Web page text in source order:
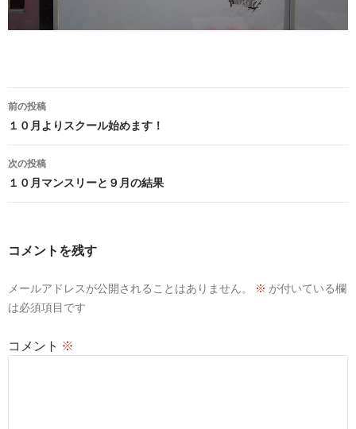
投
稿
ナ
ビ
ョ
前の投稿
１０月よりスクール始めます！
次の投稿
１０月マンスリーと９月の結果
コメントを残す
メールアドレスが公開されることはありません。 ※ が付いている欄
は必須項目です
コメント ※